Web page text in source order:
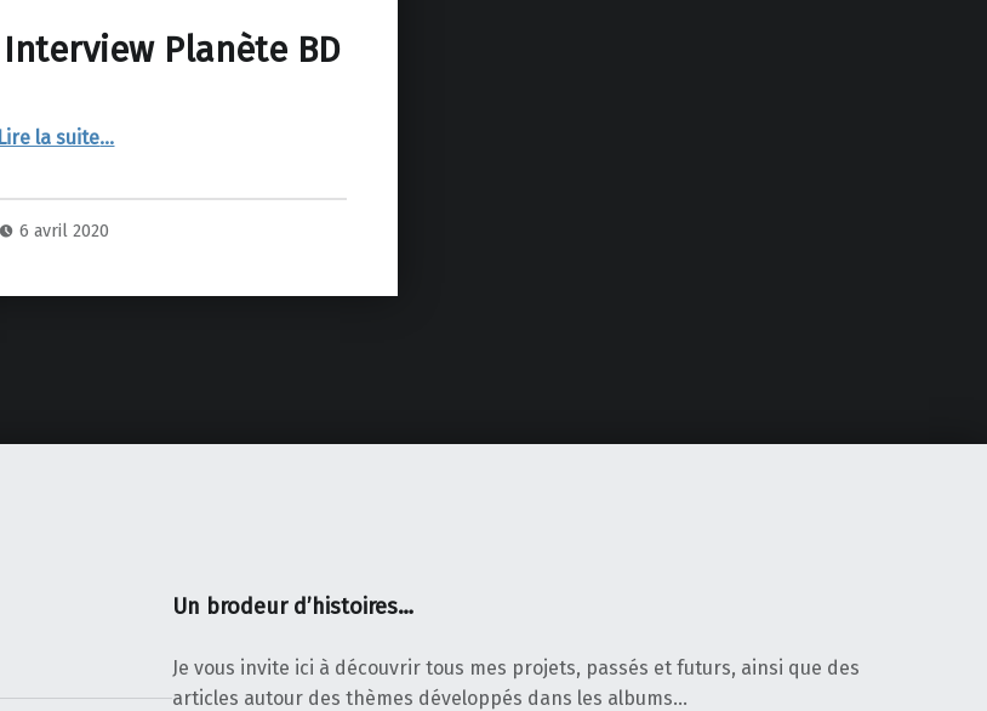
Interview Planète BD
Lire la suite…
6 avril 2020
Un brodeur d’histoires…
Je vous invite ici à découvrir tous mes projets, passés et futurs, ainsi que des
articles autour des thèmes développés dans les albums…